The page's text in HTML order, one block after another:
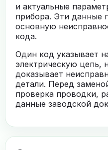
и актуальные
прибора. Эти данные
основную
кода.
Один код указывает
электрическую цепь,
доказывает
детали. Перед
проверка проводки,
данные заводской